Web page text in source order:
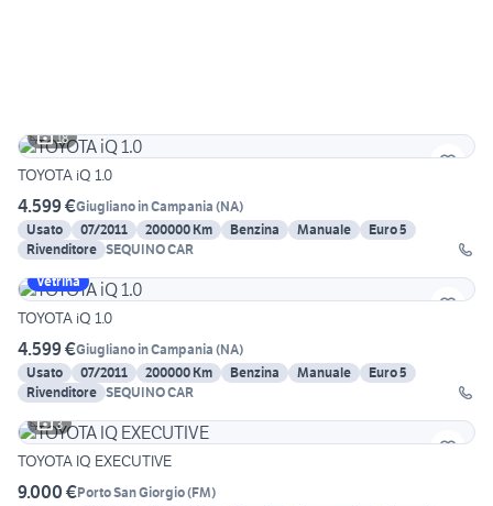
18
TOYOTA iQ 1.0
4.599 €Giugliano in Campania (NA)
Usato
07/2011 200000 Km Benzina Manuale
Euro 5
Rivenditore SEQUINO CAR
Vetrina
TOYOTA iQ 1.0
4.599 €Giugliano in Campania (NA)
Usato
07/2011 200000 Km Benzina Manuale
Euro 5
Rivenditore SEQUINO CAR
3
TOYOTA IQ EXECUTIVE
9.000 €Porto San Giorgio(FM)